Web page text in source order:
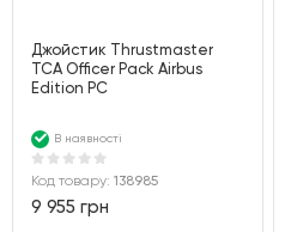
Джойстик Thrustmaster
TCA Officer Pack Airbus
Edition PC
В наявності
Код товару: 138985
9 955 грн